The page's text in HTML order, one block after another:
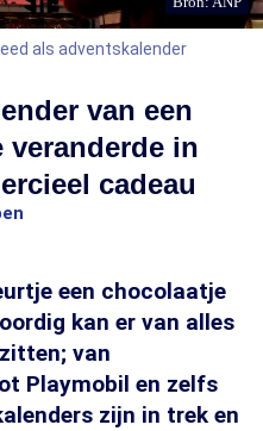
als adventskalender
van een
in
cadeau
een chocolaatje
kan er van alles
van
Playmobil en zelfs
zijn in trek en